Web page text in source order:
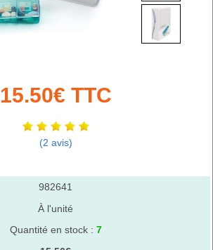
15.50€ TTC
(2 avis)
982641
À l'unité
Quantité en stock : 7